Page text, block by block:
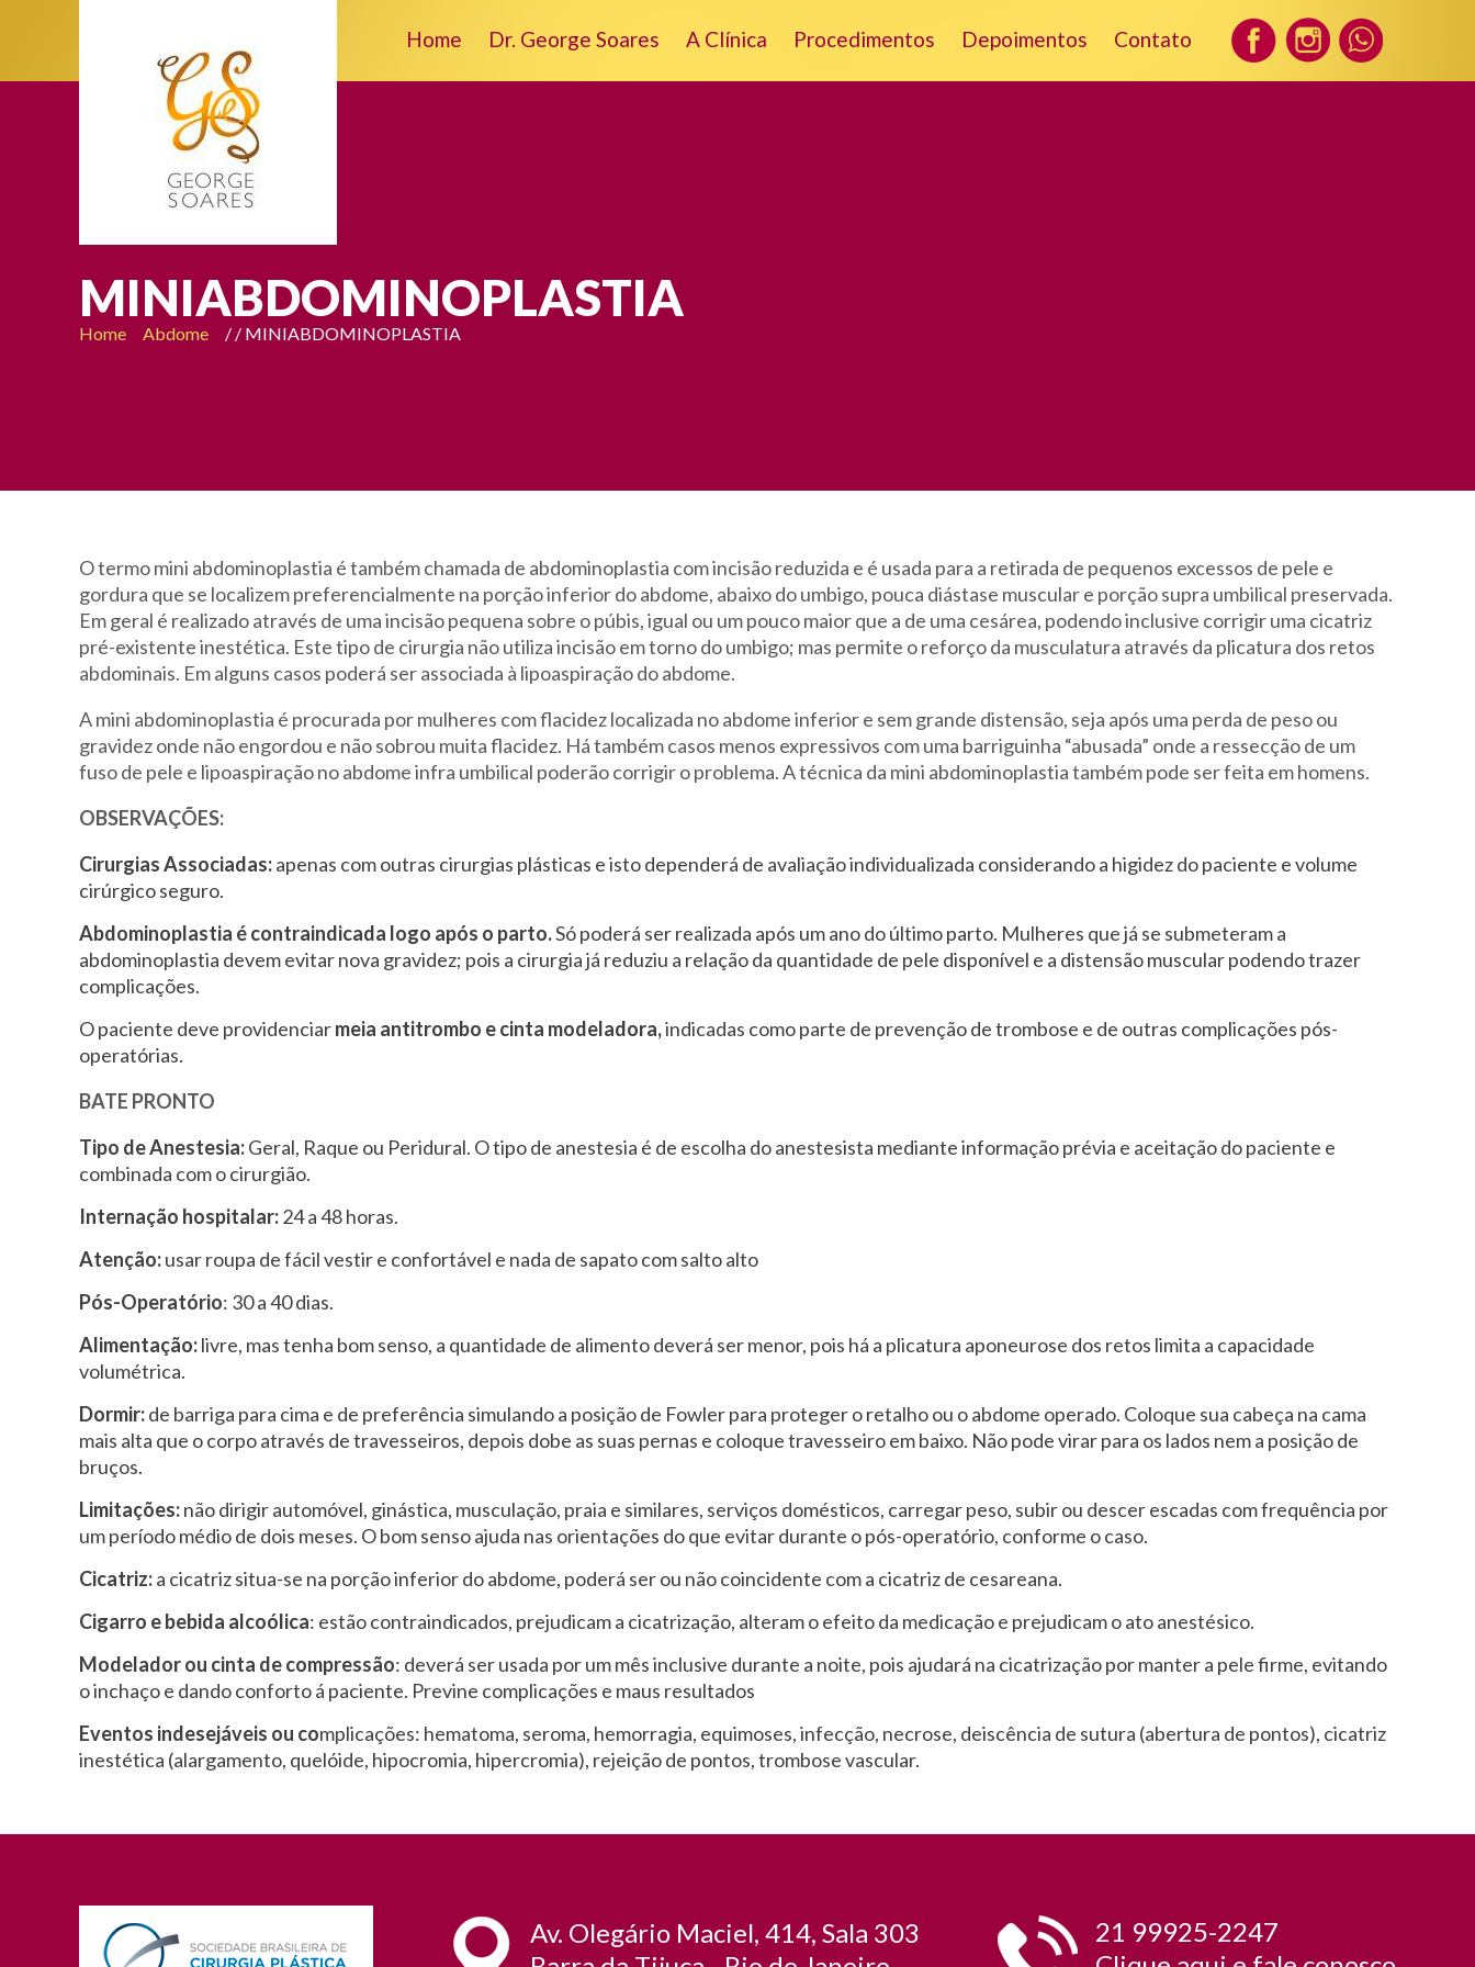
Home Dr. George Soares A Clínica Procedimentos Depoimentos Contato
MINIABDOMINOPLASTIA
Home /
Abdome / MINIABDOMINOPLASTIA
O termo mini abdominoplastia é também chamada de abdominoplastia com incisão reduzida e é usada para a retirada de pequenos excessos de pele e
gordura que se localizem preferencialmente na porção inferior do abdome, abaixo do umbigo, pouca diástase muscular e porção supra umbilical preservada.
Em geral é realizado através de uma incisão pequena sobre o púbis, igual ou um pouco maior que a de uma cesárea, podendo inclusive corrigir uma cicatriz
pré-existente inestética. Este tipo de cirurgia não utiliza incisão em torno do umbigo; mas permite o reforço da musculatura através da plicatura dos retos
abdominais. Em alguns casos poderá ser associada à lipoaspiração do abdome.
A mini abdominoplastia é procurada por mulheres com flacidez localizada no abdome inferior e sem grande distensão, seja após uma perda de peso ou
gravidez onde não engordou e não sobrou muita flacidez. Há também casos menos expressivos com uma barriguinha “abusada” onde a ressecção de um
fuso de pele e lipoaspiração no abdome infra umbilical poderão corrigir o problema. A técnica da mini abdominoplastia também pode ser feita em homens.
OBSERVAÇÕES:
Cirurgias Associadas:apenas com outras cirurgias plásticas e isto dependerá de avaliação individualizada considerando a higidez do paciente e volume
cirúrgico seguro.
Abdominoplastia é contraindicada logo após o parto.Só poderá ser realizada após um ano do último parto. Mulheres que já se submeteram a
abdominoplastia devem evitar nova gravidez; pois a cirurgia já reduziu a relação da quantidade de pele disponível e a distensão muscular podendo trazer
complicações.
O paciente deve providenciarmeia antitrombo e cinta modeladora,indicadas como parte de prevenção de trombose e de outras complicações pós-
operatórias.
BATE PRONTO
Tipo de Anestesia:Geral, Raque ou Peridural. O tipo de anestesia é de escolha do anestesista mediante informação prévia e aceitação do paciente e
combinada com o cirurgião.
Internação hospitalar:24 a 48 horas.
Atenção:usar roupa de fácil vestir e confortável e nada de sapato com salto alto
Pós-Operatório: 30 a 40 dias.
Alimentação:livre, mas tenha bom senso, a quantidade de alimento deverá ser menor, pois há a plicatura aponeurose dos retos limita a capacidade
volumétrica.
Dormir:de barriga para cima e de preferência simulando a posição de Fowler para proteger o retalho ou o abdome operado. Coloque sua cabeça na cama
mais alta que o corpo através de travesseiros, depois dobe as suas pernas e coloque travesseiro em baixo. Não pode virar para os lados nem a posição de
bruços.
Limitações:não dirigir automóvel, ginástica, musculação, praia e similares, serviços domésticos, carregar peso, subir ou descer escadas com frequência por
um período médio de dois meses. O bom senso ajuda nas orientações do que evitar durante o pós-operatório, conforme o caso.
Cicatriz:a cicatriz situa-se na porção inferior do abdome, poderá ser ou não coincidente com a cicatriz de cesareana.
Cigarro e bebida alcoólica: estão contraindicados, prejudicam a cicatrização, alteram o efeito da medicação e prejudicam o ato anestésico.
Modelador ou cinta de compressão: deverá ser usada por um mês inclusive durante a noite, pois ajudará na cicatrização por manter a pele firme, evitando
o inchaço e dando conforto á paciente. Previne complicações e maus resultados
Eventos indesejáveis ou complicações: hematoma, seroma, hemorragia, equimoses, infecção, necrose, deiscência de sutura (abertura de pontos), cicatriz
inestética (alargamento, quelóide, hipocromia, hipercromia), rejeição de pontos, trombose vascular.
Av. Olegário Maciel, 414, Sala 303
21 99925-2247